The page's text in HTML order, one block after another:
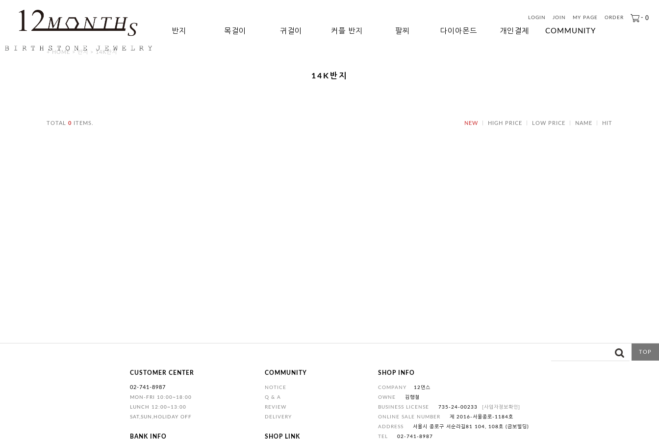
LOGIN JOIN MY PAGE ORDER - 0
반지 목걸이 귀걸이 커플 반지 팔찌 다이아몬드 개인결제 COMMUNITY
+ HOME >반지 > 14K반지
14K반지
TOTAL 0 ITEMS. NEW HIGH PRICE LOW PRICE NAME HIT
TOP
CUSTOMER CENTER
02-741-8987
MON-FRI 10:00~18:00
LUNCH 12:00~13:00
SAT,SUN,HOLIDAY OFF
BANK INFO
COMMUNITY
NOTICE
Q & A
REVIEW
DELIVERY
SHOP LINK
SHOP INFO
COMPANY
12먼스
OWNE
김행철
BUSINESS LICENSE
735-24-00233
[사업자정보확인]
ONLINE SALE NUMBER
제 2016-서울종로-1184호
ADDRESS
서울시 종로구 서순라길81 104, 108호 (금보빌딩)
TEL
02-741-8987